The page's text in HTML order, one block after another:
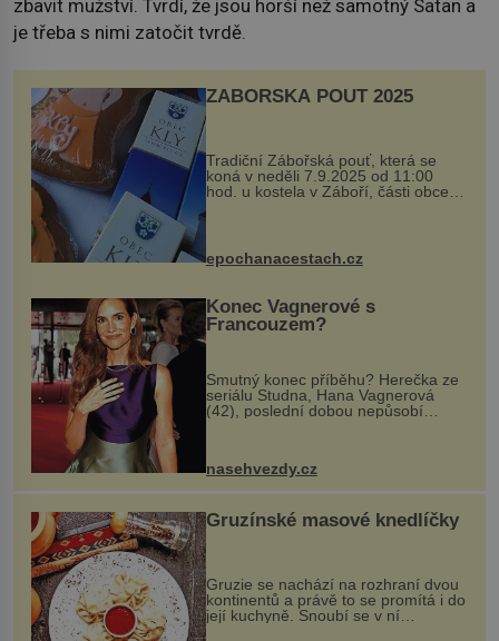
zbavit mužství. Tvrdí, že jsou horší než samotný Satan a
je třeba s nimi zatočit tvrdě.
ZÁBOŘSKÁ POUŤ 2025
Tradiční Zábořská pouť, která se
koná v neděli 7.9.2025 od 11:00
hod. u kostela v Záboří, části obce
Kly u Mělníka. V programu naleznete
komentovanou prohlídku kostela,
epochanacestach.cz
Konec Vagnerové s
Francouzem?
Smutný konec příběhu? Herečka ze
seriálu Studna, Hana Vagnerová
(42), poslední dobou nepůsobí
nasehvezdy.cz
Gruzínské masové knedlíčky
Gruzie se nachází na rozhraní dvou
kontinentů a právě to se promítá i do
její kuchyně. Snoubí se v ní
evropské a asijské chutě a díky tomu